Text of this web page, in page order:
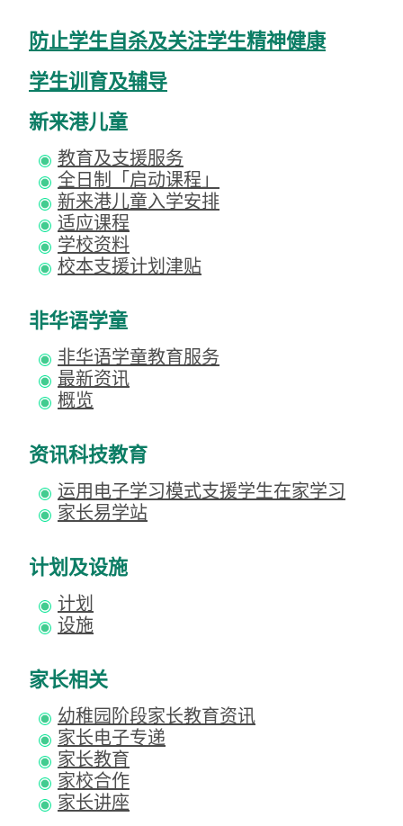
防止学生自杀及关注学生精神健康
学生训育及辅导
新来港儿童
教育及支援服务
全日制「启动课程」
新来港儿童入学安排
适应课程
学校资料
校本支援计划津贴
非华语学童
非华语学童教育服务
最新资讯
概览
资讯科技教育
运用电子学习模式支援学生在家学习
家长易学站
计划及设施
计划
设施
家长相关
幼稚园阶段家长教育资讯
家长电子专递
家长教育
家校合作
家长讲座